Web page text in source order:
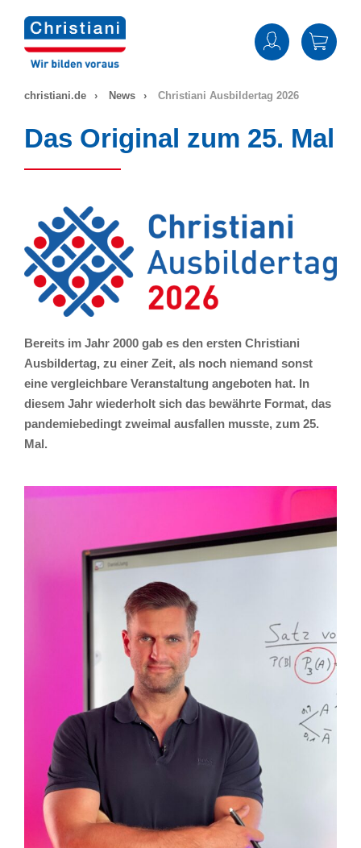
Inhalt
springen
christiani.de News Christiani Ausbildertag 2026
Das Original zum 25. Mal
Bereits im Jahr 2000 gab es den ersten Christiani
Ausbildertag, zu einer Zeit, als noch niemand sonst
eine vergleichbare Veranstaltung angeboten hat. In
diesem Jahr wiederholt sich das bewährte Format, das
pandemiebedingt zweimal ausfallen musste, zum 25.
Mal.